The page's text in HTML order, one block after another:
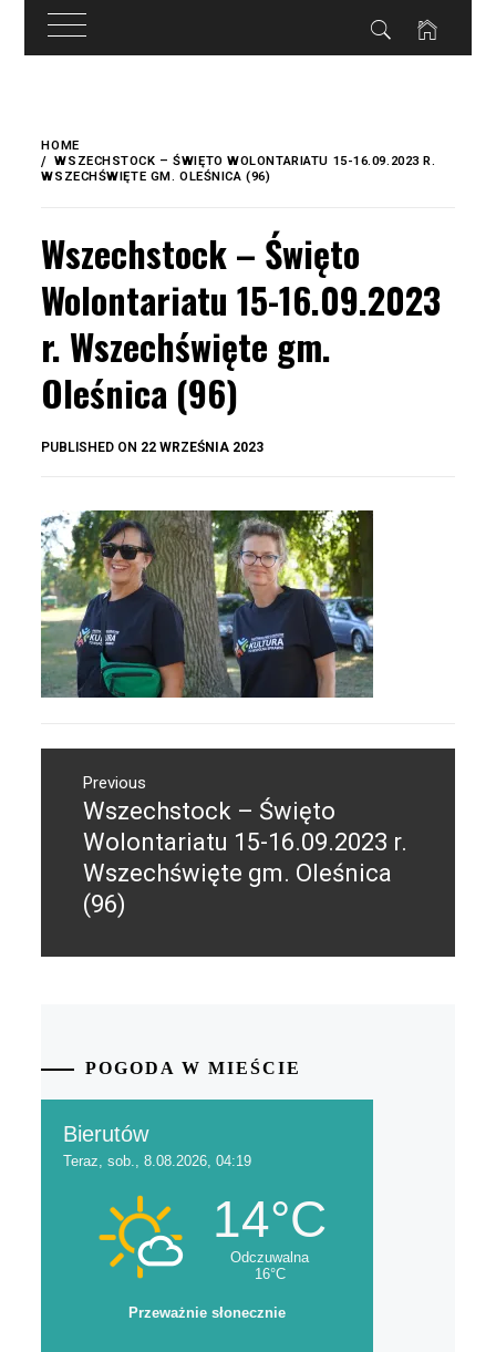
treści
content
HOME
WSZECHSTOCK – ŚWIĘTO WOLONTARIATU 15-16.09.2023 R.
WSZECHŚWIĘTE GM. OLEŚNICA (96)
Wszechstock – Święto
Wolontariatu 15-16.09.2023
r. Wszechświęte gm.
Oleśnica (96)
PUBLISHED ON 22 WRZEŚNIA 2023
wpisuPrevious
Previous
post:
Wszechstock – Święto
Wolontariatu 15-16.09.2023 r.
Wszechświęte gm. Oleśnica
(96)
POGODA W MIEŚCIE